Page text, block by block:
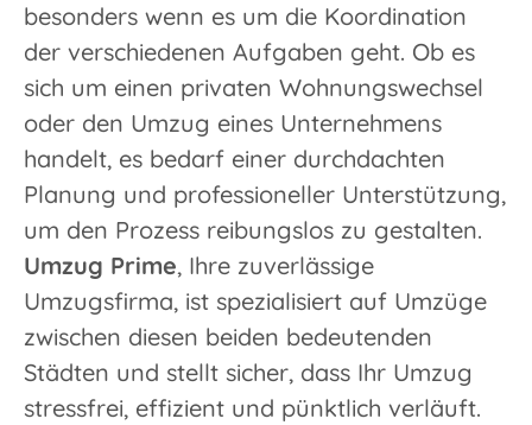
besonders wenn es um die Koordination
der verschiedenen Aufgaben geht. Ob es
sich um einen privaten Wohnungswechsel
oder den Umzug eines Unternehmens
handelt, es bedarf einer durchdachten
Planung und professioneller Unterstützung,
um den Prozess reibungslos zu gestalten.
Umzug Prime, Ihre zuverlässige
Umzugsfirma, ist spezialisiert auf Umzüge
zwischen diesen beiden bedeutenden
Städten und stellt sicher, dass Ihr Umzug
stressfrei, effizient und pünktlich verläuft.